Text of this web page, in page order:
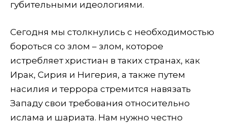
губительными идеологиями.
Сегодня мы столкнулись с необходимостью
бороться со злом – злом, которое
истребляет христиан в таких странах, как
Ирак, Сирия и Нигерия, а также путем
насилия и террора стремится навязать
Западу свои требования относительно
ислама и шариата. Нам нужно честно